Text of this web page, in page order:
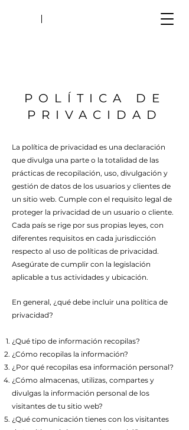
POLÍTICA DE
PRIVACIDAD
La política de privacidad es una declaración
que divulga una parte o la totalidad de las
prácticas de recopilación, uso, divulgación y
gestión de datos de los usuarios y clientes de
un sitio web. Cumple con el requisito legal de
proteger la privacidad de un usuario o cliente.
Cada país se rige por sus propias leyes, con
diferentes requisitos en cada jurisdicción
respecto al uso de políticas de privacidad.
Asegúrate de cumplir con la legislación
aplicable a tus actividades y ubicación.
En general, ¿qué debe incluir una política de
privacidad?
¿Qué tipo de información recopilas?
¿Cómo recopilas la información?
¿Por qué recopilas esa información personal?
¿Cómo almacenas, utilizas, compartes y
divulgas la información personal de los
visitantes de tu sitio web?
¿Qué comunicación tienes con los visitantes